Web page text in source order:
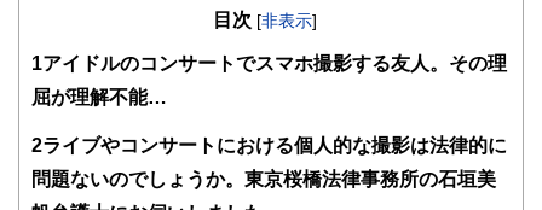
験者で構成され、企画立案から記事掲載まですべての工程に
FinancialFieldの特徴は、ファイナンシャルプランナー、弁
護士、税理士、宅地建物取引士、相続診断士、住宅ローンア
士、行政書士、投資アナリスト、キャリアコンサルタントな
かしく感じられる年金や税金、相続、保険、ローンなどの話
をわかりやすく発信している点です。
をする」をモットーに日々邁進中。お客様のご相談を受ける
目次 [非表示]
1 アイドルのコンサートでスマホ撮影する友人。その理
屈が理解不能…
2ライブやコンサートにおける個人的な撮影は法律的に
問題ないのでしょうか。東京桜橋法律事務所の石垣美